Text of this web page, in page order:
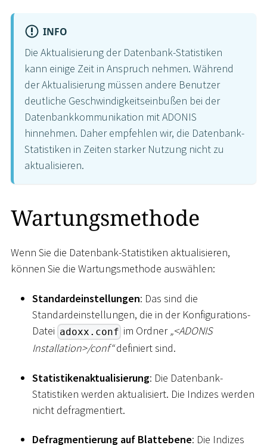
INFO
Die Aktualisierung der Datenbank-Statistiken
kann einige Zeit in Anspruch nehmen. Während
der Aktualisierung müssen andere Benutzer
deutliche Geschwindigkeitseinbußen bei der
Datenbankkommunikation mit ADONIS
hinnehmen. Daher empfehlen wir, die Datenbank-
Statistiken in Zeiten starker Nutzung nicht zu
aktualisieren.
Wartungsmethode
Wenn Sie die Datenbank-Statistiken aktualisieren,
können Sie die Wartungsmethode auswählen:
Standardeinstellungen: Das sind die
Standardeinstellungen, die in der Konfigurations-
Datei adoxx.conf im Ordner„<ADONIS
Installation>/conf“definiert sind.
Statistikenaktualisierung: Die Datenbank-
Statistiken werden aktualisiert. Die Indizes werden
nicht defragmentiert.
Defragmentierung auf Blattebene: Die Indizes